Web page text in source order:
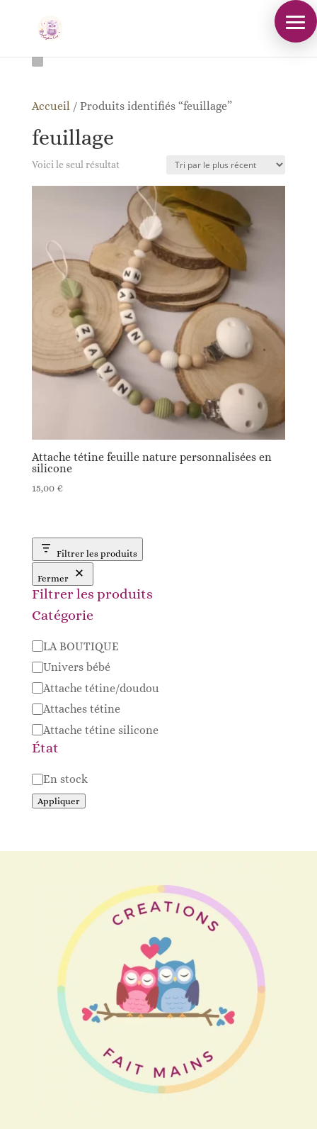
Accueil / Produits identifiés “feuillage”
feuillage
Voici le seul résultat
Attache tétine feuille nature personnalisées en
silicone
15,00 €
Filtrer les produits
Fermer
Filtrer les produits
Catégorie
Catégorie
LA BOUTIQUE
Univers bébé
Attache tétine/doudou
Attaches tétine
Attache tétine silicone
État
Disponibilité
En stock
Appliquer